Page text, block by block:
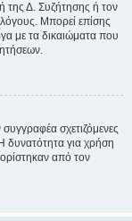
της Δ. Συζήτησης ή τον
Μπορεί επίσης
με τα δικαιώματα που
συγγραφέα σχετιζόμενες
δυνατότητα για χρήση
από τον